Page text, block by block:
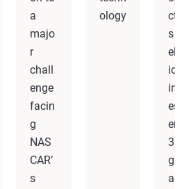
a
majo
r
chall
enge
facin
g
NAS
CAR’
s
ology
s
en
3D